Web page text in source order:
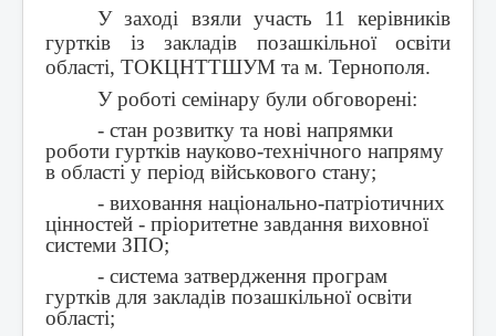
У заході взяли участь 11 керівників
гуртків із закладів позашкільної освіти
області, ТОКЦНТТШУМ та м. Тернополя.
У роботі семінару були обговорені:
- стан розвитку та нові напрямки
роботи гуртків науково-технічного напряму
в області у період військового стану;
- виховання національно-патріотичних
цінностей - пріоритетне завдання виховної
системи ЗПО;
- система затвердження програм
гуртків для закладів позашкільної освіти
області;